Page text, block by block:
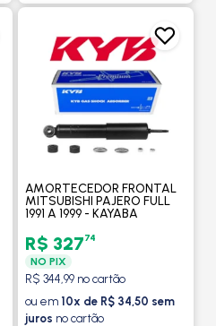
AMORTECEDOR FRONTAL
MITSUBISHI PAJERO FULL
1991 A 1999 - KAYABA
R$ 32774
NO PIX
R$ 344,99 no cartão
ou em 10x de R$ 34,50 sem
juros no cartão